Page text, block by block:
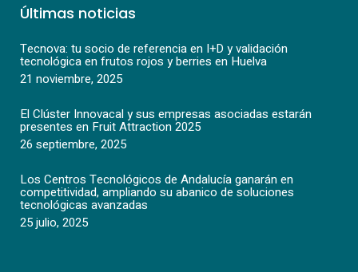
Últimas noticias
Tecnova: tu socio de referencia en I+D y validación
tecnológica en frutos rojos y berries en Huelva
21 noviembre, 2025
El Clúster Innovacal y sus empresas asociadas estarán
presentes en Fruit Attraction 2025
26 septiembre, 2025
Los Centros Tecnológicos de Andalucía ganarán en
competitividad, ampliando su abanico de soluciones
tecnológicas avanzadas
25 julio, 2025